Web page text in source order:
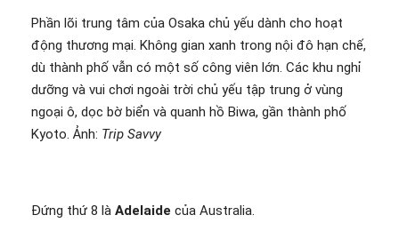
Phần lõi trung tâm của Osaka chủ yếu dành cho hoạt
động thương mại. Không gian xanh trong nội đô hạn chế,
dù thành phố vẫn có một số công viên lớn. Các khu nghỉ
dưỡng và vui chơi ngoài trời chủ yếu tập trung ở vùng
ngoại ô, dọc bờ biển và quanh hồ Biwa, gần thành phố
Kyoto. Ảnh: Trip Savvy
Đứng thứ 8 là Adelaide của Australia.